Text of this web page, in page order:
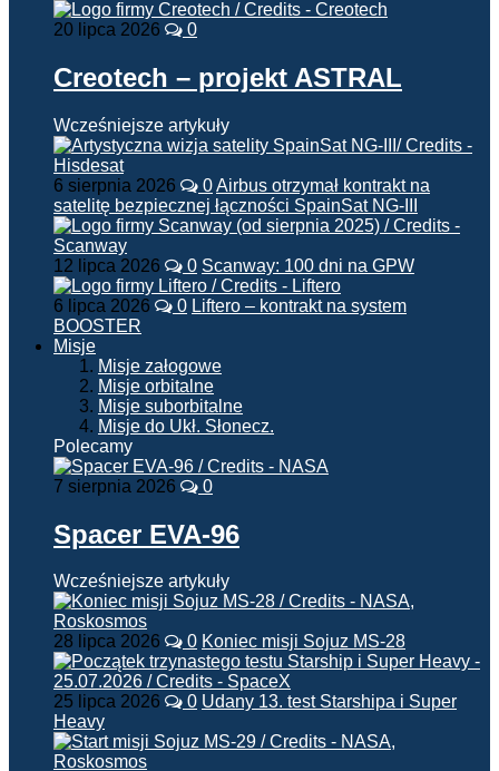
20 lipca 2026 0
Creotech – projekt ASTRAL
Wcześniejsze artykuły
6 sierpnia 2026 0Airbus otrzymał kontrakt na
satelitę bezpiecznej łączności SpainSat NG-III
12 lipca 2026 0 Scanway: 100 dni na GPW
6 lipca 2026 0 Liftero – kontrakt na system
BOOSTER
Misje
Misje załogowe
Misje orbitalne
Misje suborbitalne
Misje do Ukł. Słonecz.
Polecamy
7 sierpnia 2026 0
Spacer EVA-96
Wcześniejsze artykuły
28 lipca 2026 0 Koniec misji Sojuz MS-28
25 lipca 2026 0 Udany 13. test Starshipa i Super
Heavy